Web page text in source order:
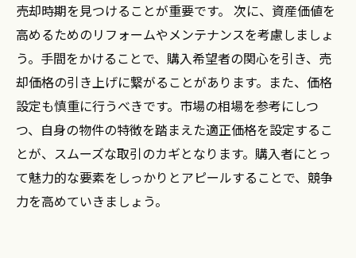
売却時期を見つけることが重要です。 次に、資産価値を
高めるためのリフォームやメンテナンスを考慮しましょ
う。手間をかけることで、購入希望者の関心を引き、売
却価格の引き上げに繋がることがあります。また、価格
設定も慎重に行うべきです。市場の相場を参考にしつ
つ、自身の物件の特徴を踏まえた適正価格を設定するこ
とが、スムーズな取引のカギとなります。購入者にとっ
て魅力的な要素をしっかりとアピールすることで、競争
力を高めていきましょう。